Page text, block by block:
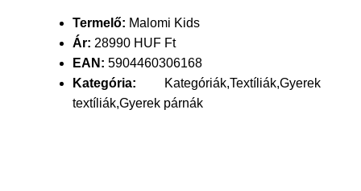
Termelő: Malomi Kids
Ár: 28990 HUF Ft
EAN: 5904460306168
Kategória: Kategóriák,Textíliák,Gyerek
textíliák,Gyerek párnák